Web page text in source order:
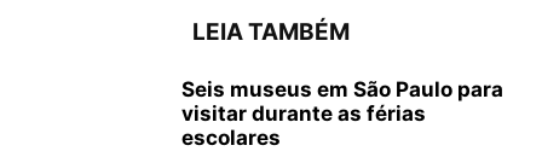
LEIA TAMBÉM
Seis museus em São Paulo para
visitar durante as férias
escolares